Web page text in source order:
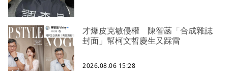
才爆皮克敏侵權 陳智菡「合成雜誌
封面」幫柯文哲慶生又踩雷
2026.08.06 15:28